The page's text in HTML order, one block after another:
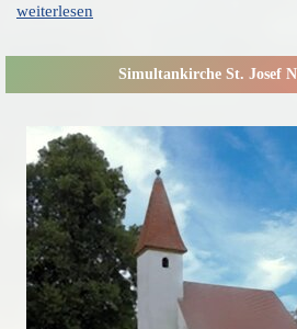
weiterlesen
Simultankirche St. Josef